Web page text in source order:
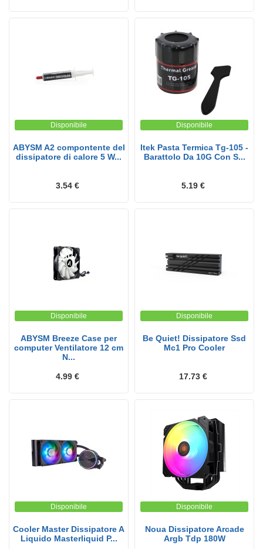
Disponibile
ABYSM A2 compontente del
dissipatore di calore 5 W...
3.54 €
Disponibile
Itek Pasta Termica Tg-105 -
Barattolo Da 10G Con S...
5.19 €
Disponibile
ABYSM Breeze Case per
computer Ventilatore 12 cm
N...
4.99 €
Disponibile
Be Quiet! Dissipatore Ssd
Mc1 Pro Cooler
17.73 €
Disponibile
Cooler Master Dissipatore A
Liquido Masterliquid P...
Disponibile
Noua Dissipatore Arcade
Argb Tdp 180W